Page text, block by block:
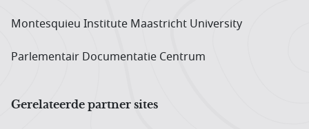
Montesquieu Institute Maastricht University
Parlementair Documentatie Centrum
Gerelateerde partner sites